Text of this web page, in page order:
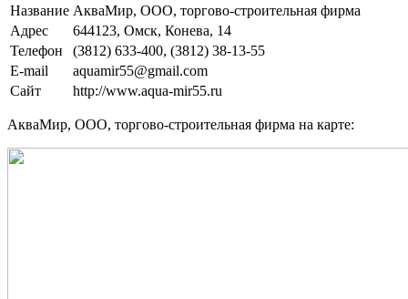
Название АкваМир, ООО, торгово-строительная фирма
Адрес
644123, Омск, Конева, 14
Телефон
(3812) 633-400, (3812) 38-13-55
E-mail
aquamir55@gmail.com
Сайт
http://www.aqua-mir55.ru
АкваМир, ООО, торгово-строительная фирма на карте: